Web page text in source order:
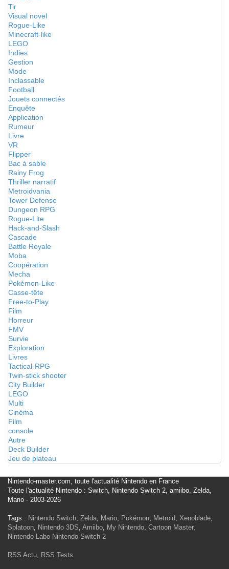
Tir
Visual novel
Rogue-Like
Minecraft-like
LEGO
Indies
Gestion
Mode
Inclassable
Football
Jouets connectés
Enquête
Application
Rumeur
Livre
VR
Flipper
Bac à sable
Rainy Frog
Thriller narratif
Metroidvania
Tower Defense
Dungeon RPG
Rogue-Lite
Hack-and-Slash
Cascade
Battle Royale
Moba
Coopération
Mecha
Pokémon-Like
Casse-tête
Free-to-Play
Film
Horreur
FMV
Survie
Exploration
Livres
Tactical-RPG
Twin-stick shooter
City Builder
LEGO
Multi
Cinéma
Film
console
Autre
Deck Builder
Jeu de plateau
Nintendo-master.com, toute l'actualité Nintendo en France
Toute l'actualité Nintendo : Switch, Nintendo Switch 2, amiibo, Zelda,
Mario - 2003-2026
Tags : Nintendo Switch, Zelda, Mario, Pokémon, Metroid, Xenoblade,
Splatoon, Nintendo 3DS, Amiibo, My Nintendo, Cartoon Master,
Nintendo Labo Nintendo Switch 2
RSS Actu, RSS Tests